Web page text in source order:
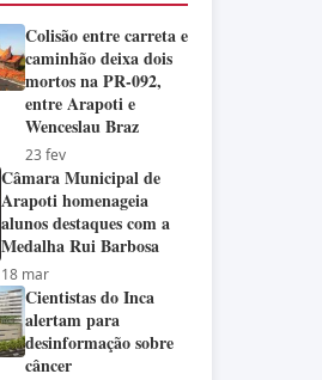
Colisão entre carreta e
caminhão deixa dois
mortos na PR-092,
entre Arapoti e
Wenceslau Braz
23 fev
Câmara Municipal de
Arapoti homenageia
alunos destaques com a
Medalha Rui Barbosa
18 mar
Cientistas do Inca
alertam para
desinformação sobre
câncer